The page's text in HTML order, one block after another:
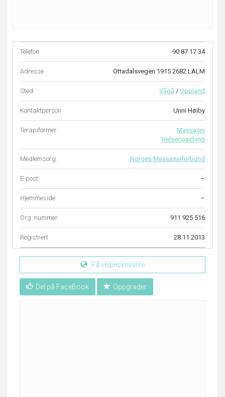
Telefon 90 87 17 34
Adresse Ottadalsvegen 1915 2682 LALM
Sted Vågå / Oppland
Kontaktperson Unni Høiby
Terapiformer
Massasje
Helsecoaching
Medlemsorg. Norges Massasjeforbund
E-post –
Hjemmeside –
Org. nummer 911 925 516
Registrert 28.11.2013
Få veibeskrivelse
Del på FaceBook Oppgrader